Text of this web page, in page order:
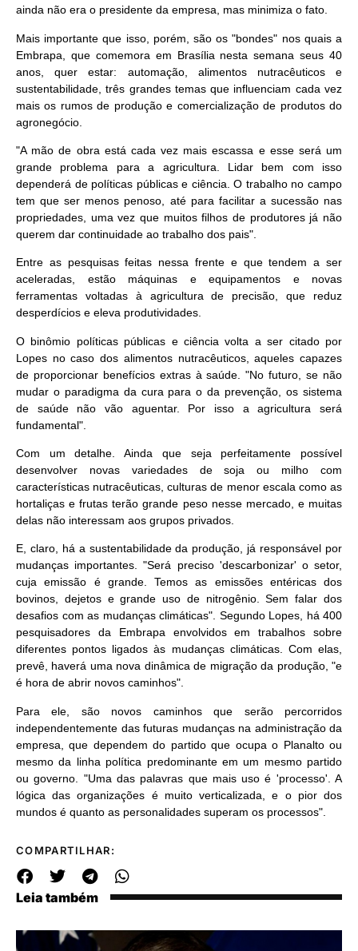
ainda não era o presidente da empresa, mas minimiza o fato.
Mais importante que isso, porém, são os "bondes" nos quais a
Embrapa, que comemora em Brasília nesta semana seus 40
anos, quer estar: automação, alimentos nutracêuticos e
sustentabilidade, três grandes temas que influenciam cada vez
mais os rumos de produção e comercialização de produtos do
agronegócio.
"A mão de obra está cada vez mais escassa e esse será um
grande problema para a agricultura. Lidar bem com isso
dependerá de políticas públicas e ciência. O trabalho no campo
tem que ser menos penoso, até para facilitar a sucessão nas
propriedades, uma vez que muitos filhos de produtores já não
querem dar continuidade ao trabalho dos pais".
Entre as pesquisas feitas nessa frente e que tendem a ser
aceleradas, estão máquinas e equipamentos e novas
ferramentas voltadas à agricultura de precisão, que reduz
desperdícios e eleva produtividades.
O binômio políticas públicas e ciência volta a ser citado por
Lopes no caso dos alimentos nutracêuticos, aqueles capazes
de proporcionar benefícios extras à saúde. "No futuro, se não
mudar o paradigma da cura para o da prevenção, os sistema
de saúde não vão aguentar. Por isso a agricultura será
fundamental".
Com um detalhe. Ainda que seja perfeitamente possível
desenvolver novas variedades de soja ou milho com
características nutracêuticas, culturas de menor escala como as
hortaliças e frutas terão grande peso nesse mercado, e muitas
delas não interessam aos grupos privados.
E, claro, há a sustentabilidade da produção, já responsável por
mudanças importantes. "Será preciso 'descarbonizar' o setor,
cuja emissão é grande. Temos as emissões entéricas dos
bovinos, dejetos e grande uso de nitrogênio. Sem falar dos
desafios com as mudanças climáticas". Segundo Lopes, há 400
pesquisadores da Embrapa envolvidos em trabalhos sobre
diferentes pontos ligados às mudanças climáticas. Com elas,
prevê, haverá uma nova dinâmica de migração da produção, "e
é hora de abrir novos caminhos".
Para ele, são novos caminhos que serão percorridos
independentemente das futuras mudanças na administração da
empresa, que dependem do partido que ocupa o Planalto ou
mesmo da linha política predominante em um mesmo partido
ou governo. "Uma das palavras que mais uso é 'processo'. A
lógica das organizações é muito verticalizada, e o pior dos
mundos é quanto as personalidades superam os processos".
COMPARTILHAR:
Leia também